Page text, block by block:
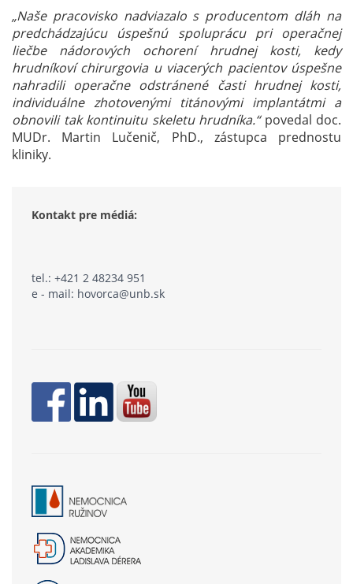
„Naše pracovisko nadviazalo s producentom dláh na
predchádzajúcu úspešnú spoluprácu pri operačnej
liečbe nádorových ochorení hrudnej kosti, kedy
hrudníkoví chirurgovia u viacerých pacientov úspešne
nahradili operačne odstránené časti hrudnej kosti,
individuálne zhotovenými titánovými implantátmi a
obnovili tak kontinuitu skeletu hrudníka.“ povedal doc.
MUDr. Martin Lučenič, PhD., zástupca prednostu
kliniky.
Kontakt pre médiá:
tel.: +421 2 48234 951
e - mail: hovorca@unb.sk